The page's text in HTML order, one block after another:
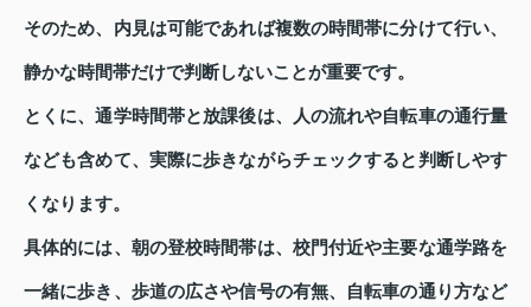
そのため、内見は可能であれば複数の時間帯に分けて行い、
静かな時間帯だけで判断しないことが重要です。
とくに、通学時間帯と放課後は、人の流れや自転車の通行量
なども含めて、実際に歩きながらチェックすると判断しやす
くなります。
具体的には、朝の登校時間帯は、校門付近や主要な通学路を
一緒に歩き、歩道の広さや信号の有無、自転車の通り方など